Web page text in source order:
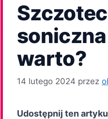
warto?
14 lutego 2024 przez
Udostępnij ten